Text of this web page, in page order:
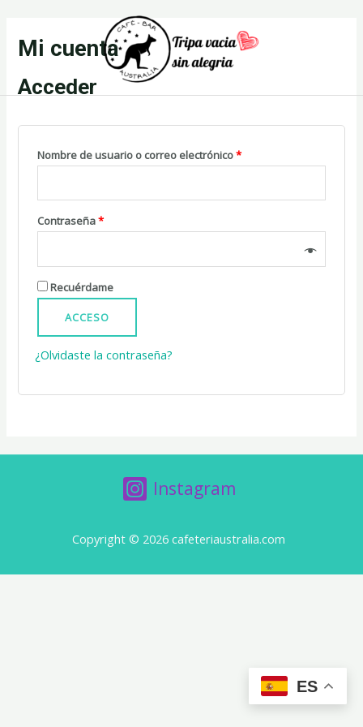
contenido
Mi cuenta
Acceder
Nombre de usuario o correo electrónico*Obligatorio
Contraseña*Obligatorio
Recuérdame
ACCESO
¿Olvidaste la contraseña?
Instagram
Copyright © 2026 cafeteriaustralia.com
ES